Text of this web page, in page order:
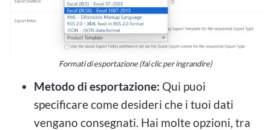
Formati di esportazione (fai clic per ingrandire)
Metodo di esportazione: Qui puoi
specificare come desideri che i tuoi dati
vengano consegnati. Hai molte opzioni, tra